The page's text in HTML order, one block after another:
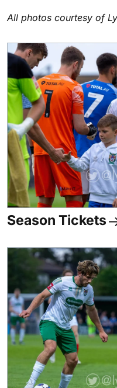
All photos courtesy of
Season Tickets